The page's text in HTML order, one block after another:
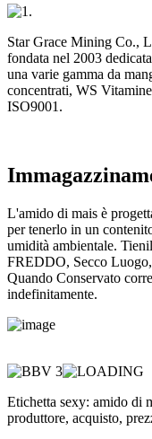
Star Grace Mining Co.,
fondata nel 2003
una varie gamma da
concentrati, WS
ISO9001.
L'amido di mais è
per tenerlo in un
umidità ambientale.
FREDDO, Secco
Quando Conservato
indefinitamente.
Etichetta sexy: amido di
produttore, acquisto,